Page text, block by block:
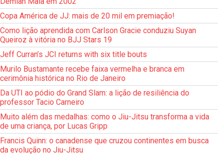
Copa América de JJ: mais de 20 mil em premiação!
Como lição aprendida com Carlson Gracie conduziu Suyan
Queiroz à vitória no BJJ Stars 19
Jeff Curran’s JCI returns with six title bouts
Murilo Bustamante recebe faixa vermelha e branca em
cerimônia histórica no Rio de Janeiro
Da UTI ao pódio do Grand Slam: a lição de resiliência do
professor Tacio Carneiro
Muito além das medalhas: como o Jiu-Jitsu transforma a vida
de uma criança, por Lucas Gripp
Francis Quinn: o canadense que cruzou continentes em busca
da evolução no Jiu-Jitsu